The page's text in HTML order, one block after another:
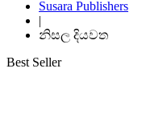
Susara Publishers
|
නිසල දියවත
Best Seller